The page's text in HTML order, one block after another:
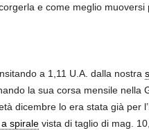
e come meglio muoversi
a 1,11 U.A. dalla nostra
la sua corsa mensile
dicembre lo era stata già per
spiralevista di taglio di mag.